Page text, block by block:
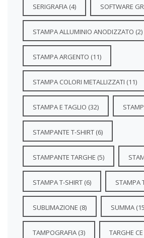
SERIGRAFIA (4) SOFTWARE
STAMPA ALLUMINIO ANODIZZATO (2)
STAMPA ARGENTO (11)
STAMPA COLORI METALLIZZATI (11)
STAMPA E TAGLIO (32)
STAMPANTE T-SHIRT (6)
STAMPANTE TARGHE (5)
STAMPA T-SHIRT (6) STAMPA
SUBLIMAZIONE (8) SUMMA
TAMPOGRAFIA (3) TARGHE CE